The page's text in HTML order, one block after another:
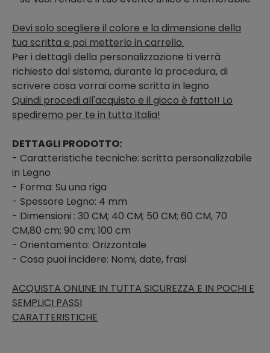
Devi solo scegliere il colore e la dimensione della
tua scritta e poi metterlo in carrello.
Per i dettagli della personalizzazione ti verrà
richiesto dal sistema, durante la procedura, di
scrivere cosa vorrai come scritta in legno
Quindi procedi all'acquisto e il gioco è fatto!! Lo
spediremo per te in tutta Italia!
DETTAGLI PRODOTTO:
- Caratteristiche tecniche: scritta personalizzabile
in Legno
- Forma: Su una riga
- Spessore Legno: 4 mm
- Dimensioni : 30 CM; 40 CM; 50 CM; 60 CM, 70
CM,80 cm; 90 cm; 100 cm
- Orientamento: Orizzontale
- Cosa puoi incidere: Nomi, date, frasi
ACQUISTA ONLINE IN TUTTA SICUREZZA E IN POCHI E
SEMPLICI PASSI
CARATTERISTICHE